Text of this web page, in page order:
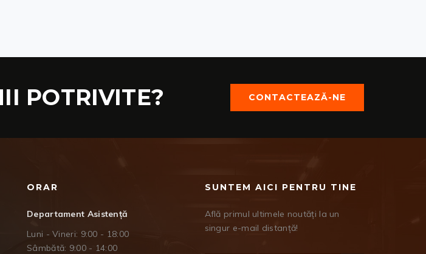
POTRIVITE? CONTACTEAZĂ-NE
ORAR
Departament Asistență
Luni - Vineri: 9:00 - 18:00
Sâmbătă: 9:00 - 14:00
SUNTEM AICI PENTRU TINE
Află primul ultimele noutăți la un
singur e-mail distanță!